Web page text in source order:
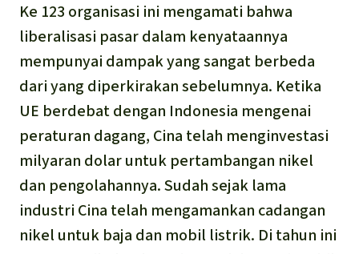
Ke 123 organisasi ini mengamati bahwa
liberalisasi pasar dalam kenyataannya
mempunyai dampak yang sangat berbeda
dari yang diperkirakan sebelumnya. Ketika
UE berdebat dengan Indonesia mengenai
peraturan dagang, Cina telah menginvestasi
milyaran dolar untuk pertambangan nikel
dan pengolahannya. Sudah sejak lama
industri Cina telah mengamankan cadangan
nikel untuk baja dan mobil listrik. Di tahun ini